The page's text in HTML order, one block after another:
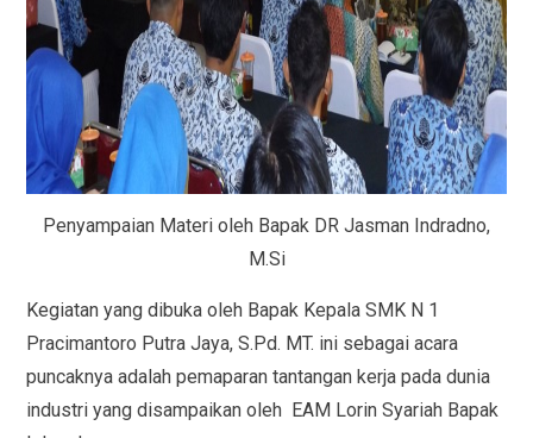
Penyampaian Materi oleh Bapak DR Jasman Indradno,
M.Si
Kegiatan yang dibuka oleh Bapak Kepala SMK N 1
Pracimantoro Putra Jaya, S.Pd. MT. ini sebagai acara
puncaknya adalah pemaparan tantangan kerja pada dunia
industri yang disampaikan oleh EAM Lorin Syariah Bapak